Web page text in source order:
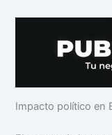
Impacto político en